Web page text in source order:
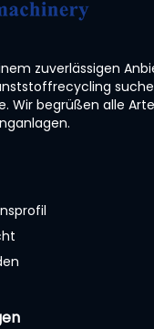
zuverlässigen
Wir begrüßen alle